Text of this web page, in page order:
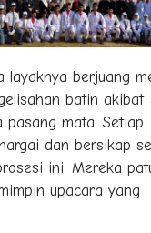
layaknya berjuang
batin akibat
pasang mata. Setiap
dan bersikap
ini. Mereka
upacara yang